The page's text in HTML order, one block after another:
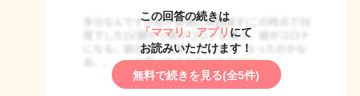
この回答の続きは
「ママリ」アプリ にて
お読みいただけます！
無料で続きを見る(全5件)